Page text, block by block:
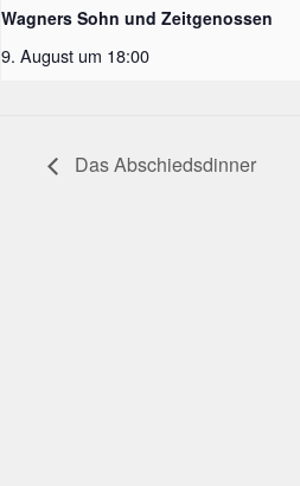
Wagners Sohn und Zeitgenossen
9. August um 18:00
Das Abschiedsdinner